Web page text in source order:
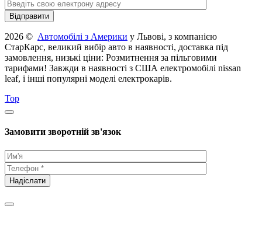
2026 © Автомобілі з Америки у Львові, з компанією
СтарКарс, великий вибір авто в наявності, доставка під
замовлення, низькі ціни: Розмитнення за пільговими
тарифами! Завжди в наявності з США електромобілі nissan
leaf, і інші популярні моделі електрокарів.
Top
Замовити зворотній зв'язок